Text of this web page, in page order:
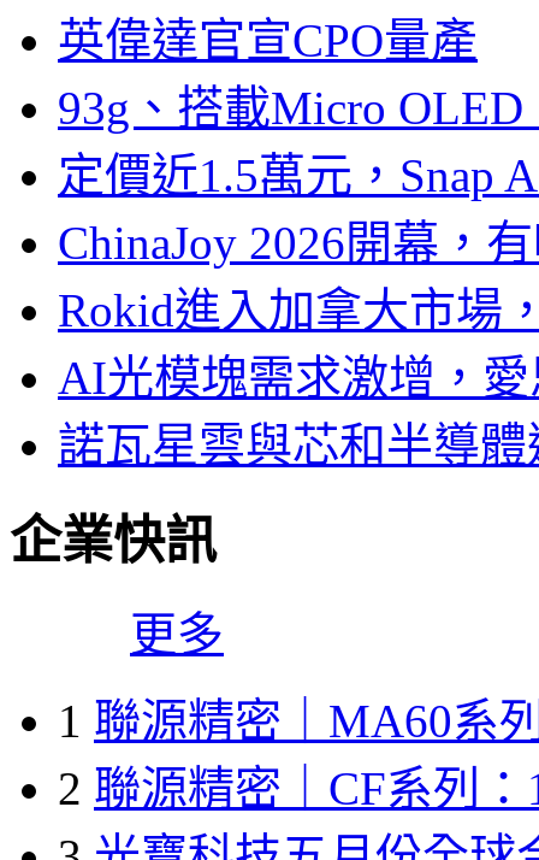
英偉達官宣CPO量產
93g、搭載Micro
定價近1.5萬元，Snap
ChinaJoy 2026開幕，
Rokid進入加拿大市場
AI光模塊需求激增，
諾瓦星雲與芯和半導
企業快訊
更多
1 聯源精密｜MA60系
2 聯源精密｜CF系列：